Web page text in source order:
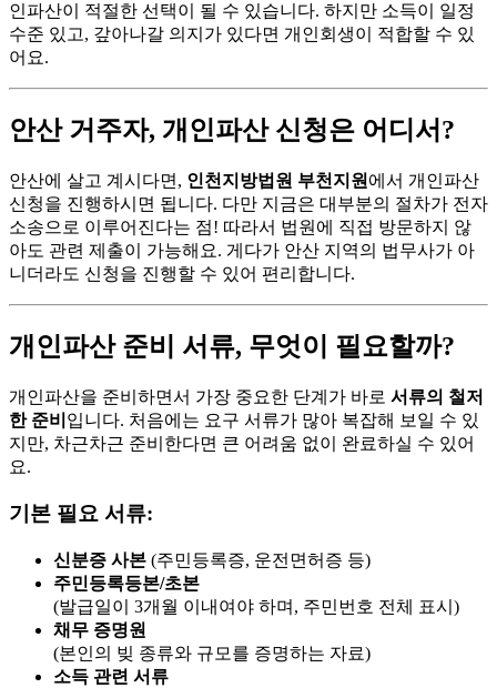
인파산이 적절한 선택이 될 수 있습니다. 하지만 소득이 일정
수준 있고, 갚아나갈 의지가 있다면 개인회생이 적합할 수 있
어요.
안산 거주자, 개인파산 신청은 어디서?
안산에 살고 계시다면, 인천지방법원 부천지원 에서 개인파산
신청을 진행하시면 됩니다. 다만 지금은 대부분의 절차가 전자
소송으로 이루어진다는 점! 따라서 법원에 직접 방문하지 않
아도 관련 제출이 가능해요. 게다가 안산 지역의 법무사가 아
니더라도 신청을 진행할 수 있어 편리합니다.
개인파산 준비 서류, 무엇이 필요할까?
개인파산을 준비하면서 가장 중요한 단계가 바로 서류의 철저
한 준비 입니다. 처음에는 요구 서류가 많아 복잡해 보일 수 있
지만, 차근차근 준비한다면 큰 어려움 없이 완료하실 수 있어
요.
기본 필요 서류:
신분증 사본 (주민등록증, 운전면허증 등)
주민등록등본/초본
(발급일이 3개월 이내여야 하며, 주민번호 전체 표시)
채무 증명원
(본인의 빚 종류와 규모를 증명하는 자료)
소득 관련 서류